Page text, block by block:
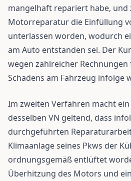
mangelhaft repariert habe, und
Motorreparatur die Einfüllung
unterlassen worden, wodurch
am Auto entstanden sei. Der
wegen zahlreicher
Schadens am Fahrzeug infolge
Im zweiten Verfahren macht
desselben VN geltend, dass
durchgeführten
Klimaanlage seines Pkws der
ordnungsgemäß entlüftet
Überhitzung des Motors und